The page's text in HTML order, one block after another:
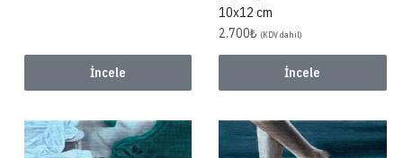
İncele
10x12 cm
2.700₺ (KDV dahil)
İncele